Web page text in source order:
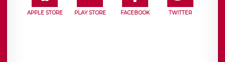
APPLE STORE PLAY STORE FACEBOOK TWITTER